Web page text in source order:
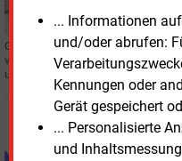
... Informationen
und/oder abrufen:
Kennungen oder
Gerät gespeichert
... Personalisierte
und
Getec will für einen Anlagen- und
vollelektrische Energielösung
unterzeichnet.
AUS DER